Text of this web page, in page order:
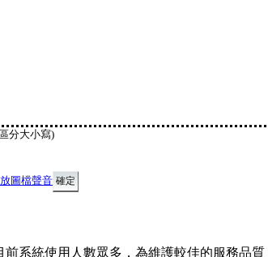
分大小寫)
圖檔聲音
前系統使用人數眾多，為維護較佳的服務品